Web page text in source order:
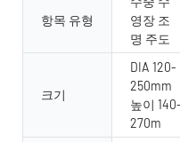
항목 유형
영장 조
명 주도
크기
DIA 120-
250mm
높이 140-
270m